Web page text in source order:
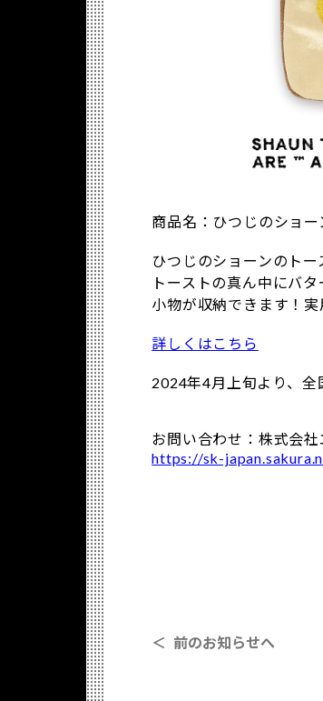
商品名：ひつじのショ
ひつじのショーンのトー
トーストの真ん中にバ
小物が収納できます！
詳しくはこちら
2024年4月上旬より、
お問い合わせ：株式会
https://sk-
＜ 前のお知らせへ